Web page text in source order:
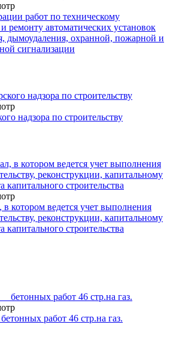
работ по техническому
ремонту автоматических установок
дымоудаления, охранной, пожарной и
сигнализации
надзора по строительству
котором ведется учет выполнения
реконструкции, капитальному
капитального строительства
работ 46 стр.на газ.